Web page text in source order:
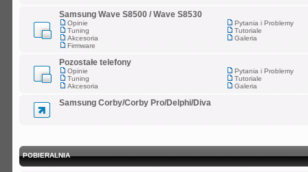
Samsung Wave S8500 / Wave S8530
Opinie
Pytania i Problemy
Tuning
Tutoriale
Akcesoria
Galeria
Firmware
Pozostałe telefony
Opinie
Pytania i Problemy
Tuning
Tutoriale
Akcesoria
Galeria
Samsung Corby/Corby Pro/Delphi/Diva
POBIERALNIA